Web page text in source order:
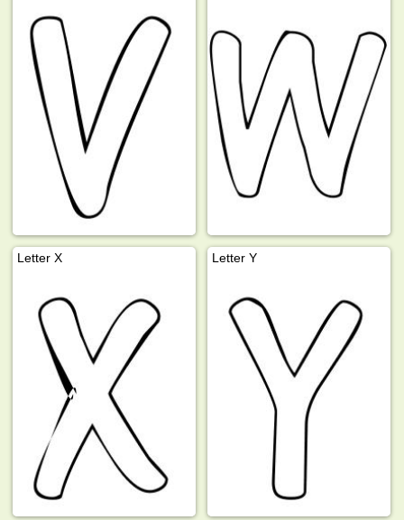
Letter X Letter Y